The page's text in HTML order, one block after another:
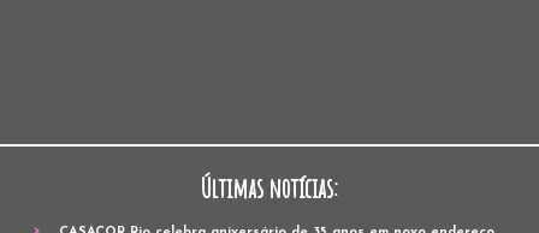
Últimas notícias: